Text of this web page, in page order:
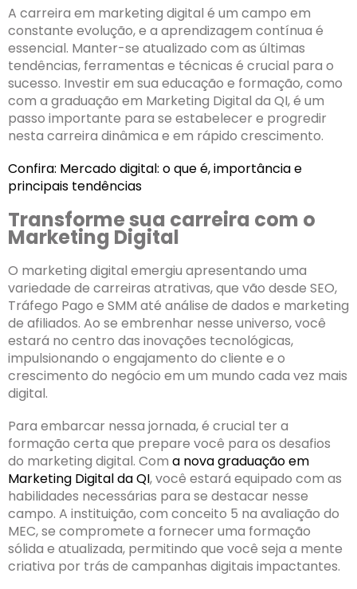
A carreira em marketing digital é um campo em
constante evolução, e a aprendizagem contínua é
essencial. Manter-se atualizado com as últimas
tendências, ferramentas e técnicas é crucial para o
sucesso. Investir em sua educação e formação, como
com a graduação em Marketing Digital da QI, é um
passo importante para se estabelecer e progredir
nesta carreira dinâmica e em rápido crescimento.
Confira: Mercado digital: o que é, importância e
principais tendências
Transforme sua carreira com o
Marketing Digital
O marketing digital emergiu apresentando uma
variedade de carreiras atrativas, que vão desde SEO,
Tráfego Pago e SMM até análise de dados e marketing
de afiliados. Ao se embrenhar nesse universo, você
estará no centro das inovações tecnológicas,
impulsionando o engajamento do cliente e o
crescimento do negócio em um mundo cada vez mais
digital.
Para embarcar nessa jornada, é crucial ter a
formação certa que prepare você para os desafios
do marketing digital. Com a nova graduação em
Marketing Digital da QI, você estará equipado com as
habilidades necessárias para se destacar nesse
campo. A instituição, com conceito 5 na avaliação do
MEC, se compromete a fornecer uma formação
sólida e atualizada, permitindo que você seja a mente
criativa por trás de campanhas digitais impactantes.